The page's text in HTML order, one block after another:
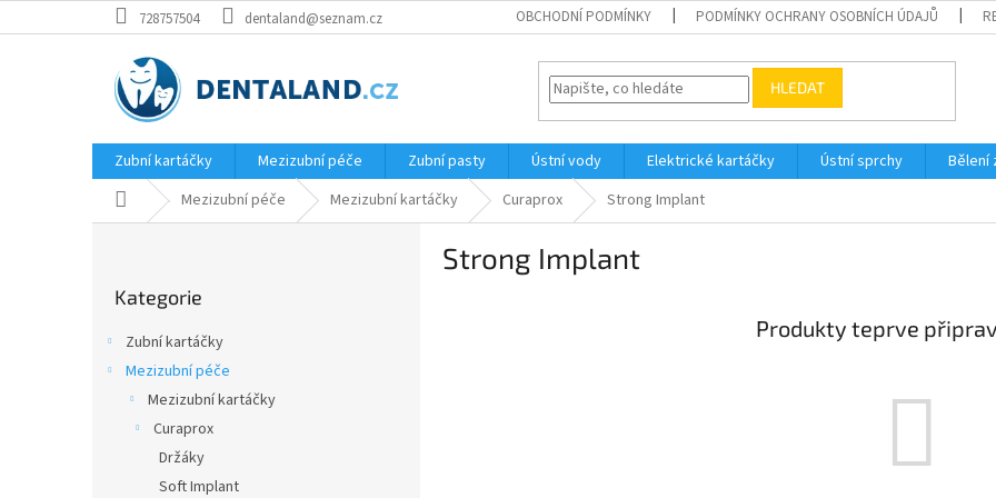
na
728757504 dentaland@seznam.cz OBCHODNÍ PODMÍNKY PODMÍNKY OCHRANY OSOBNÍCH ÚDAJŮ
HLEDAT
Zubní kartáčky Mezizubní péče Zubní pasty Ústní vody Elektrické kartáčky Ústní sprchy Bělení
Domů Mezizubní péče Mezizubní kartáčky Curaprox Strong Implant
kategorie
Kategorie
Zubní kartáčky
Mezizubní péče
Mezizubní kartáčky
Curaprox
Držáky
Soft Implant
Strong Implant
Produkty teprve